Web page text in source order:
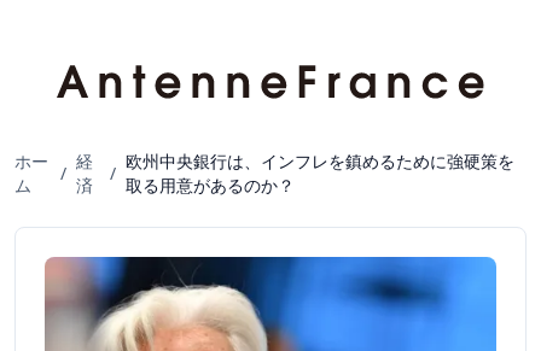
ホー
ム
/
経
済
/
欧州中央銀行は、インフレを鎮めるために強硬策を
取る用意があるのか？